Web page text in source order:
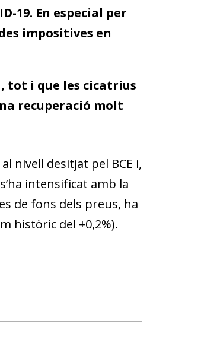
19. En especial per
impositives en
tot i que les cicatrius
recuperació molt
nivell desitjat pel BCE i,
intensificat amb la
de fons dels preus, ha
històric del +0,2%).